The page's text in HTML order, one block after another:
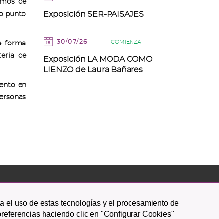
el uso de estas tecnologías y el procesamiento de
haciendo clic en "Configurar Cookies".
de
punto
forma
de
en
Exposición SER-PAISAJES
30/07/26 COMIENZA
Exposición LA MODA COMO
LIENZO de Laura Bañares
circular
de
Icono
circular
de
Icono
circular
de